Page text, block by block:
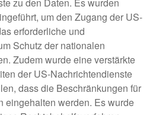
zu den Daten. Es wurden
um den Zugang der US-
erforderliche und
Schutz der nationalen
Zudem wurde eine verstärkte
der US-Nachrichtendienste
dass die Beschränkungen für
eingehalten werden. Es wurde